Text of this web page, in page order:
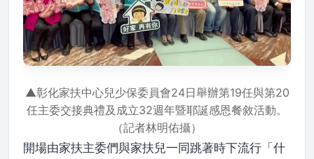
▲彰化家扶中心兒少保委員會24日舉辦第19任與第20
任主委交接典禮及成立32週年暨耶誕感恩餐敘活動。
（記者林明佑攝）
開場由家扶主委們與家扶兒一同跳著時下流行「什